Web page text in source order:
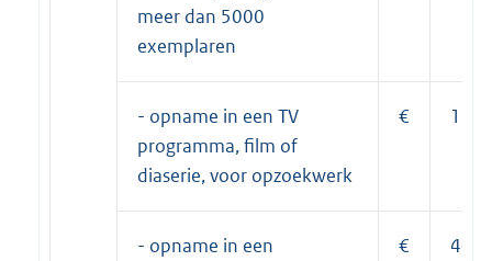
meer dan 5000
exemplaren
- opname in een TV
programma, film of
diaserie, voor opzoekwerk
€
- opname in een
€